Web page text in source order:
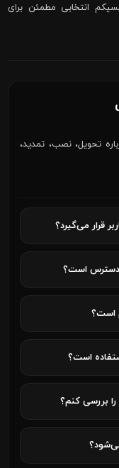
انتخابی مطمئن برای
تحویل، نصب، تمدید،
قرار می‌گیرد؟
دسترس است؟
است؟
است؟
بررسی کنم؟